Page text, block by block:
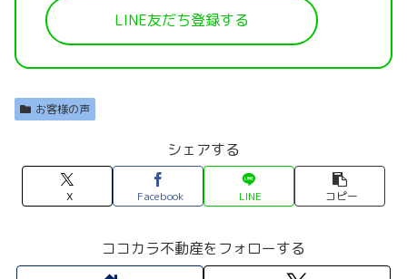
LINE友だち登録する
お客様の声
シェアする
X Facebook LINE コピー
ココカラ不動産をフォローする